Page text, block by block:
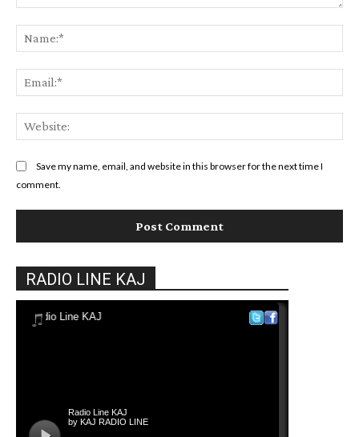
Save my name, email, and website in this browser for the next time I
comment.
RADIO LINE KAJ